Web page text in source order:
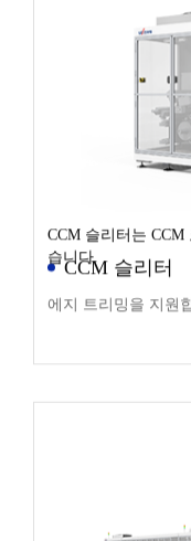
CCM 슬리터는
습니다.
CCM 슬리터
에지 트리밍을 지원